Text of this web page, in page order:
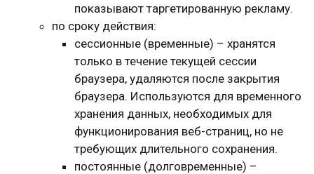
показывают таргетированную рекламу.
по сроку действия:
сессионные (временные) – хранятся
только в течение текущей сессии
браузера, удаляются после закрытия
браузера. Используются для временного
хранения данных, необходимых для
функционирования веб-страниц, но не
требующих длительного сохранения.
постоянные (долговременные) –